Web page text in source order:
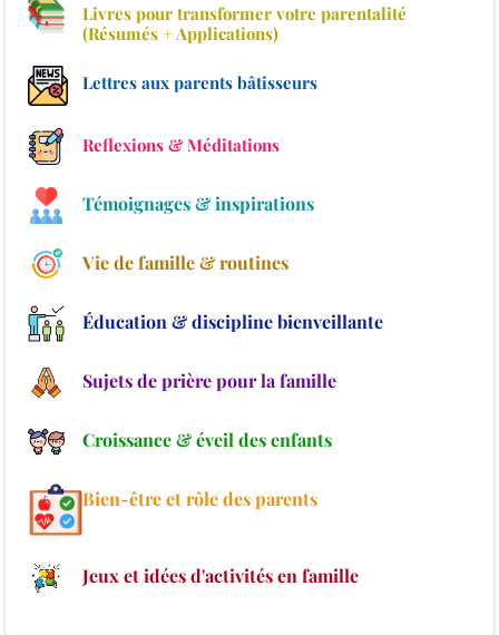
Livres pour transformer votre parentalité
(Résumés + Applications)
Lettres aux parents bâtisseurs
Reflexions & Méditations
Témoignages & inspirations
Vie de famille & routines
Éducation & discipline bienveillante
Sujets de prière pour la famille
Croissance & éveil des enfants
Bien-être et rôle des parents
Jeux et idées d'activités en famille